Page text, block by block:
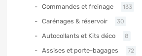
Commandes et freinage 133
Carénages & réservoir 30
Autocollants et Kits déco 8
Assises et porte-bagages 72